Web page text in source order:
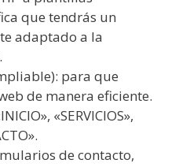
que tendrás un
adaptado a la
para que
de manera eficiente.
«SERVICIOS»,
de contacto,